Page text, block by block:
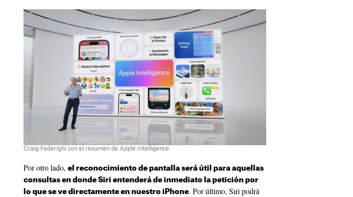
Craig Federighi con el resumen de Apple Intelligence
Por otro lado, el reconocimiento de pantalla será útil para aquellas
consultas en donde Siri entenderá de inmediato la petición por
lo que se ve directamente en nuestro iPhone. Por último, Siri podrá